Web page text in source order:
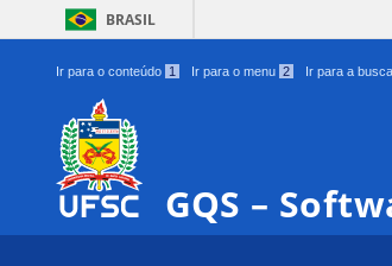
BRASIL
Ir para o conteúdo 1 Ir para o menu 2 Ir para a busca
GQS –